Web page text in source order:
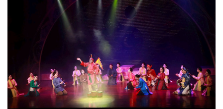
bao nhiêu di sản, bao nhiêu văn nghệ sĩ, trí thức, không gian ký
ức, mà là làm thế nào để những giá trị ấy trở thành nguồn lực
phát triển, thành sức mạnh mềm, thành động lực sáng tạo,
thành năng lực cạnh tranh của Thủ đô.